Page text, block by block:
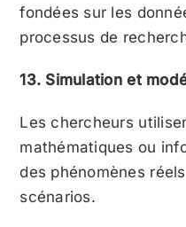
fondées sur les
processus de
13. Simulation et
Les chercheurs
mathématiques ou
des phénomènes
scénarios.